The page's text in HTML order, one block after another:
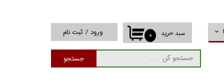
جستجو
۰ سبد خرید ورود / ثبت نام
حساب کاربری من
تغییر گذر واژه